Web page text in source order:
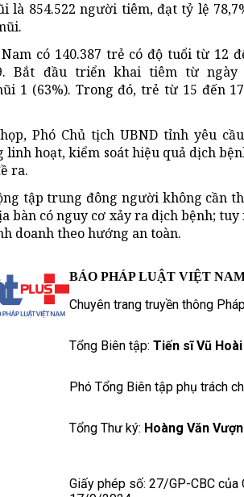
là 854.522 người tiêm, đạt tỷ lệ
có 140.387 trẻ có độ tuổi từ 12
Bắt đầu triển khai tiêm từ ngày
1 (63%). Trong đó, trẻ từ 15 đến
Phó Chủ tịch UBND tỉnh yêu
hoạt, kiểm soát hiệu quả dịch
ra.
tập trung đông người không cần
bàn có nguy cơ xảy ra dịch bệnh;
doanh theo hướng an toàn.
BÁO PHÁP LUẬT VIỆT
Chuyên trang truyền thông
Tổng Biên tập: Tiến sĩ Vũ
Phó Tổng Biên tập phụ trách
Tổng Thư ký: Hoàng Văn
Giấy phép số: 27/GP-CBC của